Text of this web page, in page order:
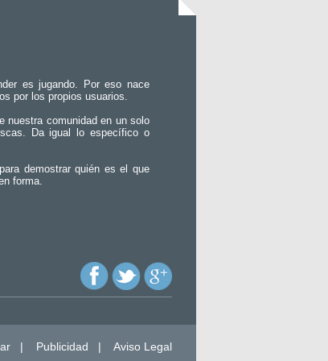
es jugando. Por eso nace
por los propios usuarios.
nuestra comunidad en un solo
Da igual lo específico o
demostrar quién es el que
forma.
| Publicidad | Aviso Legal